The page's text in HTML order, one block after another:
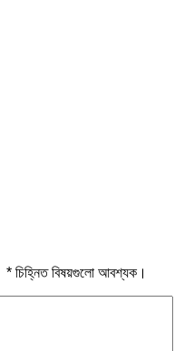
* চিহ্নিত বিষয়গুলো আবশ্যক।